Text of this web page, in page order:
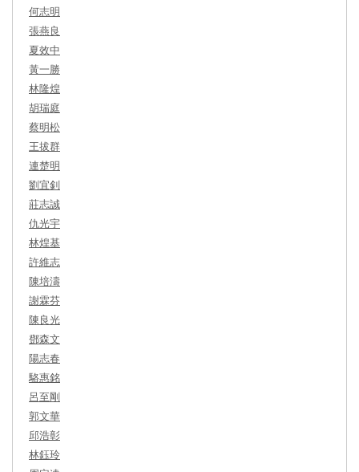
何志明
張燕良
夏效中
黃一勝
林隆煌
胡瑞庭
蔡明松
王拔群
連楚明
劉宜釗
莊志誠
仇光宇
林煌基
許維志
陳培濤
謝霖芬
陳良光
鄧森文
陽志春
駱惠銘
呂至剛
郭文華
邱浩彰
林鈺玲